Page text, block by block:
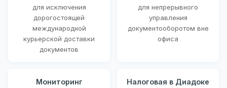
для исключения
дорогостоящей
международной
курьерской доставки
документов
для непрерывного
управления
документооборотом вне
офиса
Мониторинг
Налоговая в Диадоке